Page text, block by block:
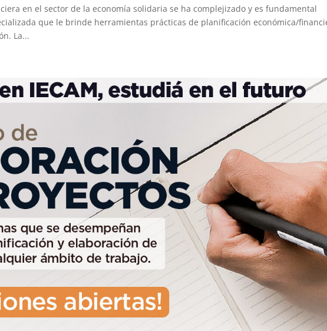
en el sector de la economía solidaria se ha complejizado y es fundamental
que le brinde herramientas prácticas de planificación económica/
La...